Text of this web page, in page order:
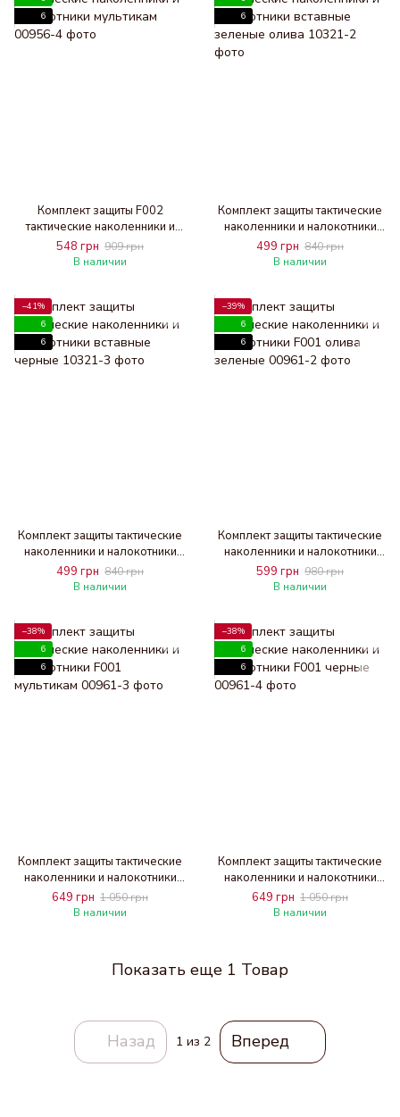
6
Комплект защиты F002
тактические наколенники и
налокотники мультикам
548 грн 909 грн
В наличии
6
Комплект защиты тактические
наколенники и налокотники
вставные зеленые олива
499 грн 840 грн
В наличии
−41%
6
6
Комплект защиты тактические
наколенники и налокотники
вставные черные
499 грн 840 грн
В наличии
−39%
6
6
Комплект защиты тактические
наколенники и налокотники
F001 олива зеленые
599 грн 980 грн
В наличии
−38%
6
6
Комплект защиты тактические
наколенники и налокотники
F001 мультикам
649 грн 1 050 грн
В наличии
−38%
6
6
Комплект защиты тактические
наколенники и налокотники
F001 черные
649 грн 1 050 грн
В наличии
Показать еще 1 Товар
Назад 1 из 2 Вперед